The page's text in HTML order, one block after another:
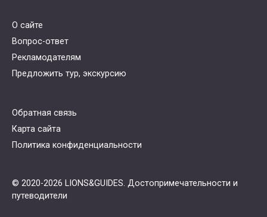
О сайте
Вопрос-ответ
Рекламодателям
Предложить тур, экскурсию
Обратная связь
Карта сайта
Политика конфиденциальности
© 2020-2026 LIONS&GUIDES. Достопримечательности и
путеводители